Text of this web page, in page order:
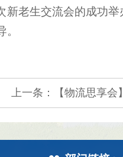
新老生交流会的成功
上一条：【物流思享会